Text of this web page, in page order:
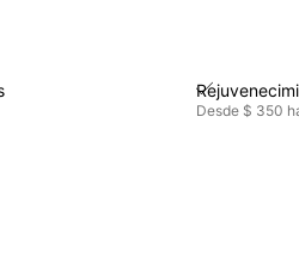
Desde $ 350